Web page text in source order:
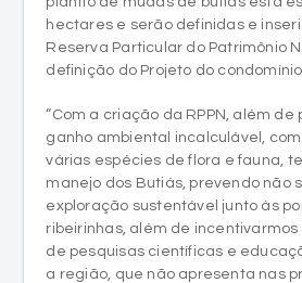
“Com a criação da RPPN, além de
ganho ambiental incalculável, com
manejo dos Butiás, prevendo não
exploração sustentável junto às
ribeirinhas, além de incentivarmos
de pesquisas científicas e
a região, que não apresenta nas
nenhuma RPPN. “Isso torna a
sustentável e positiva com
meio ambiente, impactando de